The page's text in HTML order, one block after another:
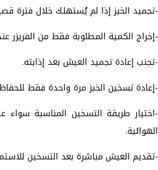
-تجميد الخبز إذا لم يُستهلك خلال فترة
-إخراج الكمية المطلوبة فقط من الفريزر
-تجنب إعادة تجميد العيش بعد إذابته.
-إعادة تسخين الخبز مرة واحدة فقط
-اختيار طريقة التسخين المناسبة سواء
الهوائية.
-تقديم العيش مباشرة بعد التسخين